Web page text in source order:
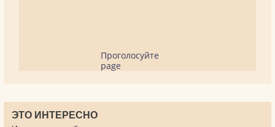
Проголосуйте
page
ЭТО ИНТЕРЕСНО